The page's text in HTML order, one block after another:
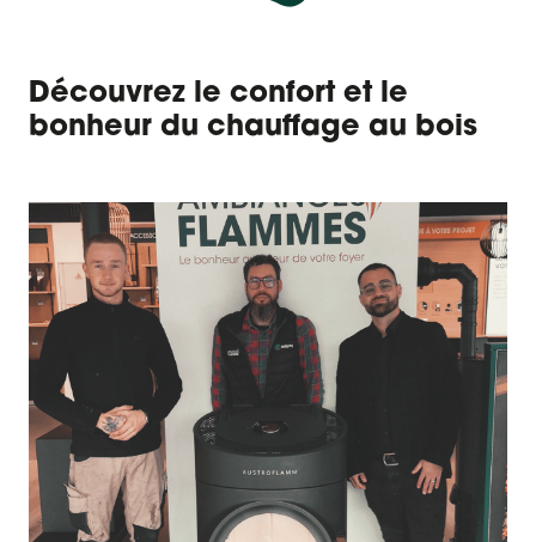
Découvrez le confort et le
bonheur du chauffage au bois